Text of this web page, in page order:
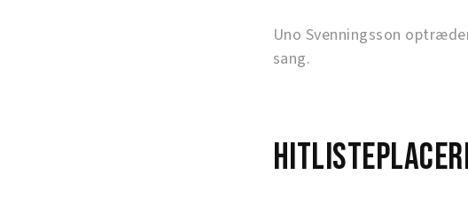
Uno Svenningsson
sang.